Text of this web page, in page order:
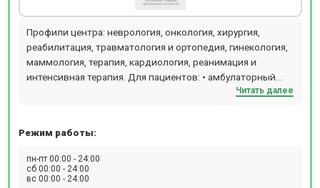
Профили центра: неврология, онкология, хирургия,
реабилитация, травматология и ортопедия, гинекология,
маммология, терапия, кардиология, реанимация и
интенсивная терапия. Для пациентов: • амбулаторный
прием; • комфортные палаты со всеми удобствами; •
бригадой скорой медицинской помощи; • выезд на дом
госпитализация в линейные отделения или реанимацию
круглосуточно; • хосписная и паллиативная помощь.
Читать далее
Режим работы:
пн-пт 00:00 - 24:00
сб 00:00 - 24:00
вс 00:00 - 24:00